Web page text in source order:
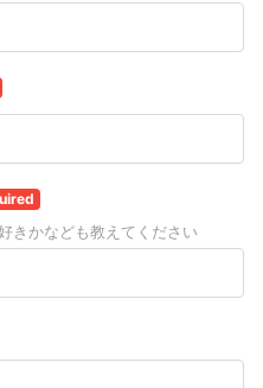
きかなども教えてください